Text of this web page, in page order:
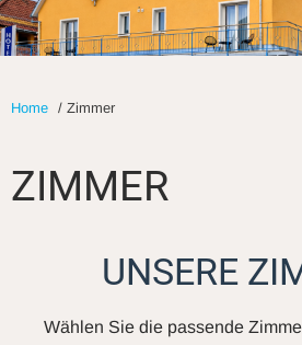
Home / Zimmer
ZIMMER
UNSERE
Wählen Sie die passende